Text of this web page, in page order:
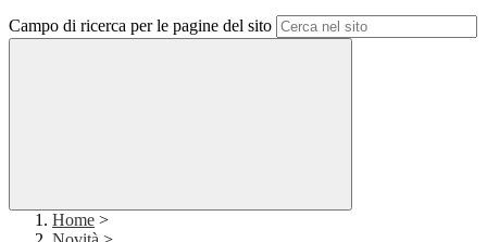
Campo di ricerca per le pagine del sito
Home >